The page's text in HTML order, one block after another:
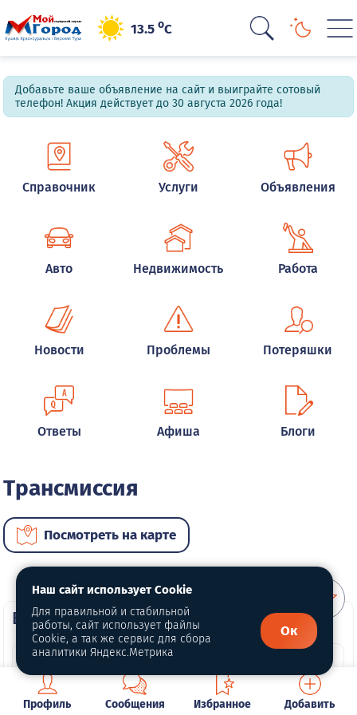
13.5oC
Добавьте ваше объявление на сайт и выиграйте сотовый
телефон! Акция действует до 30 августа 2026 года!
Справочник Услуги Объявления
Авто Недвижимость Работа
Новости Проблемы Потеряшки
Ответы Афиша Блоги
Трансмиссия
Посмотреть на карте
ВИП услуги
Профиль Сообщения Избранное Добавить
Наш сайт использует Cookie
Для правильной и стабильной
работы, сайт использует файлы
Cookie, а так же сервис для сбора
аналитики Яндекс.Метрика
Ок